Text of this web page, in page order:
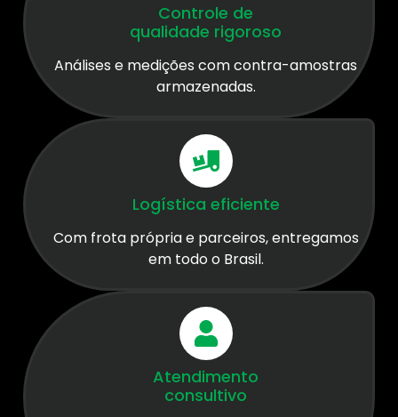
Controle de
qualidade rigoroso
Análises e medições com contra-amostras
armazenadas.
Logística eficiente
Com frota própria e parceiros, entregamos
em todo o Brasil.
Atendimento
consultivo